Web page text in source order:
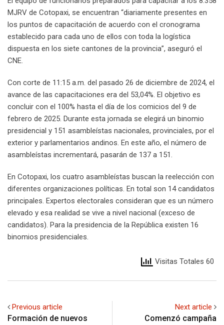
MJRV de Cotopaxi, se encuentran “diariamente presentes en
los puntos de capacitación de acuerdo con el cronograma
establecido para cada uno de ellos con toda la logística
dispuesta en los siete cantones de la provincia”, aseguró el
CNE.
Con corte de 11:15 a.m. del pasado 26 de diciembre de 2024, el
avance de las capacitaciones era del 53,04%. El objetivo es
concluir con el 100% hasta el día de los comicios del 9 de
febrero de 2025. Durante esta jornada se elegirá un binomio
presidencial y 151 asambleístas nacionales, provinciales, por el
exterior y parlamentarios andinos. En este año, el número de
asambleístas incrementará, pasarán de 137 a 151.
En Cotopaxi, los cuatro asambleístas buscan la reelección con
diferentes organizaciones políticas. En total son 14 candidatos
principales. Expertos electorales consideran que es un número
elevado y esa realidad se vive a nivel nacional (exceso de
candidatos). Para la presidencia de la República existen 16
binomios presidenciales.
Visitas Totales 60
Previous article
Formación de nuevos
Next article
Comenzó campaña